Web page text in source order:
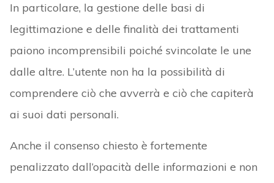
In particolare, la gestione delle basi di
legittimazione e delle finalità dei trattamenti
paiono incomprensibili poiché svincolate le une
dalle altre. L’utente non ha la possibilità di
comprendere ciò che avverrà e ciò che capiterà
ai suoi dati personali.
Anche il consenso chiesto è fortemente
penalizzato dall’opacità delle informazioni e non